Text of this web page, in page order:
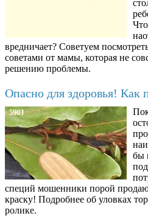
вредничает? Советуем
советами от мамы, которая не
решению проблемы.
Опасно для здоровья! Как
5903
бы
специй мошенники порой
краску! Подробнее об уловках
ролике.